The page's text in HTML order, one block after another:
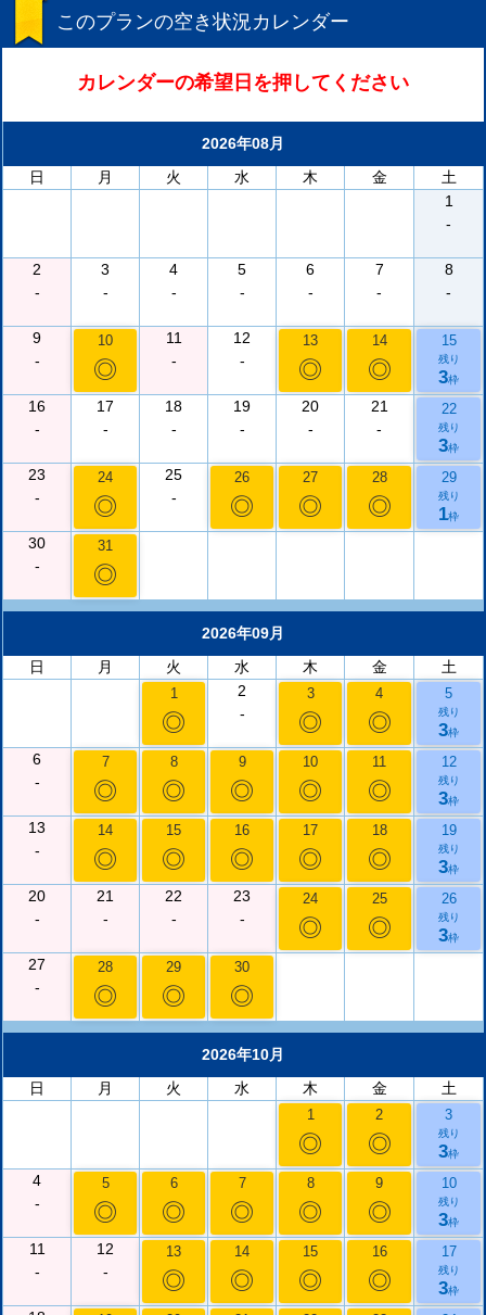
このプランの空き状況カレンダー
カレンダーの希望日を押してください
2026年08月
日
月 火 水 木 金
土
1
-
2
-
3
-
4
-
5
-
6
-
7
-
8
-
9
-
10
◎
11
-
12
-
13
◎
14
◎
15
残り
3枠
16
-
17
-
18
-
19
-
20
-
21
-
22
残り
3枠
23
-
24
◎
25
-
26
◎
27
◎
28
◎
29
残り
1枠
30
-
31
◎
2026年09月
日
月 火 水 木 金 土
1
◎
2
-
3
◎
4
◎
5
残り
3枠
6
-
7
◎
8
◎
9
◎
10
◎
11
◎
12
残り
3枠
13
-
14
◎
15
◎
16
◎
17
◎
18
◎
19
残り
3枠
20
-
21
-
22
-
23
-
24
◎
25
◎
26
残り
3枠
27
-
28
◎
29
◎
30
◎
2026年10月
日
月 火 水 木 金 土
1
◎
2
◎
3
残り
3枠
4
-
5
◎
6
◎
7
◎
8
◎
9
◎
10
残り
3枠
11
-
12
-
13
◎
14
◎
15
◎
16
◎
17
残り
3枠